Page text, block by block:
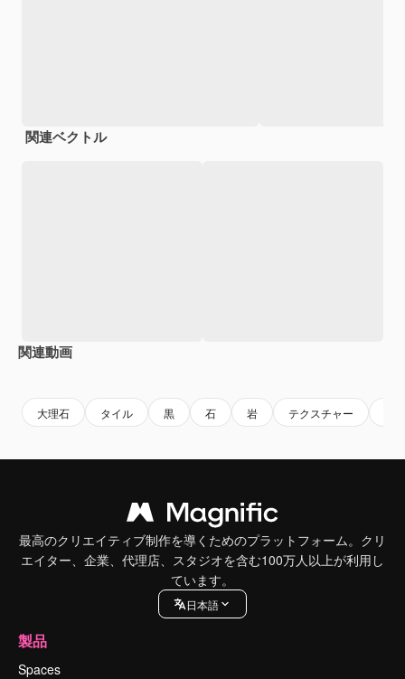
関連ベクトル
関連動画
大理石 タイル 黒 石 岩 テクスチャー
最高のクリエイティブ制作を導くためのプラットフォーム。クリ
エイター、企業、代理店、スタジオを含む100万人以上が利用し
ています。
日本語
製品
Spaces